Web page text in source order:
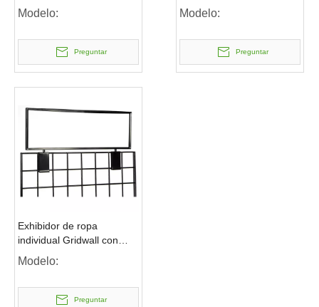
tiendas minoristas
Modelo:
Preguntar
señalización de doble cara
de 11'x7'
Modelo:
Preguntar
Exhibidor de ropa
individual Gridwall con
acabado con
recubrimiento en polvo
Modelo:
Preguntar